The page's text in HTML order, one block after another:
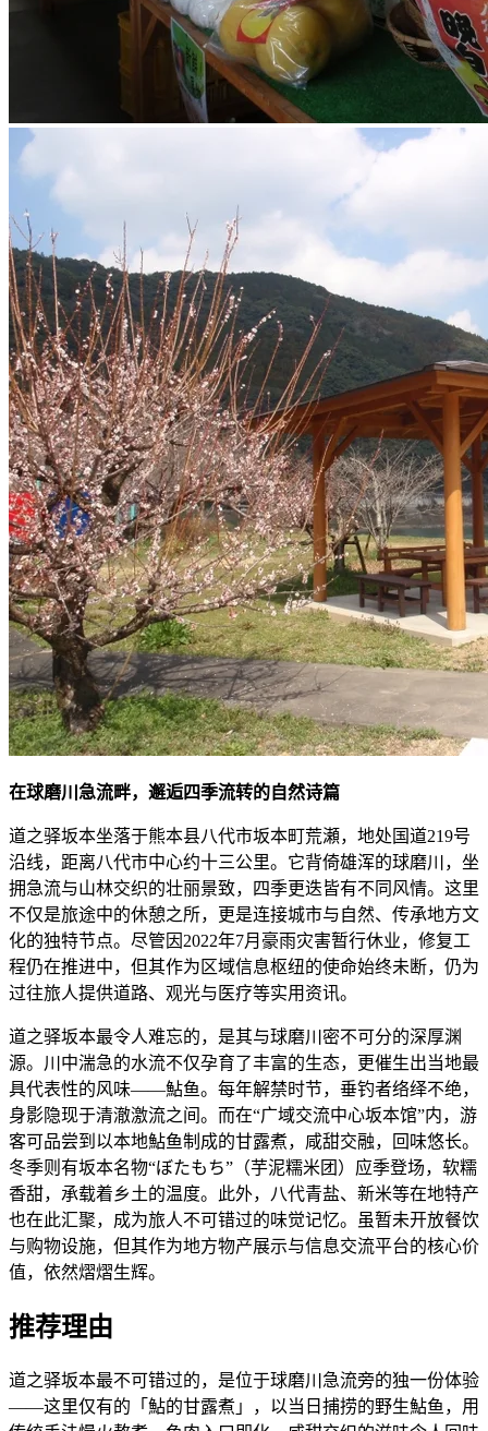
在球磨川急流畔，邂逅四季流转的自然诗篇
道之驿坂本坐落于熊本县八代市坂本町荒瀬，地处国道219号
沿线，距离八代市中心约十三公里。它背倚雄浑的球磨川，坐
拥急流与山林交织的壮丽景致，四季更迭皆有不同风情。这里
不仅是旅途中的休憩之所，更是连接城市与自然、传承地方文
化的独特节点。尽管因2022年7月豪雨灾害暂行休业，修复工
程仍在推进中，但其作为区域信息枢纽的使命始终未断，仍为
过往旅人提供道路、观光与医疗等实用资讯。
道之驿坂本最令人难忘的，是其与球磨川密不可分的深厚渊
源。川中湍急的水流不仅孕育了丰富的生态，更催生出当地最
具代表性的风味——鮎鱼。每年解禁时节，垂钓者络绎不绝，
身影隐现于清澈激流之间。而在“广域交流中心坂本馆”内，游
客可品尝到以本地鮎鱼制成的甘露煮，咸甜交融，回味悠长。
冬季则有坂本名物“ぼたもち”（芋泥糯米团）应季登场，软糯
香甜，承载着乡土的温度。此外，八代青盐、新米等在地特产
也在此汇聚，成为旅人不可错过的味觉记忆。虽暂未开放餐饮
与购物设施，但其作为地方物产展示与信息交流平台的核心价
值，依然熠熠生辉。
推荐理由
道之驿坂本最不可错过的，是位于球磨川急流旁的独一份体验
——这里仅有的「鮎的甘露煮」，以当日捕捞的野生鮎鱼，用